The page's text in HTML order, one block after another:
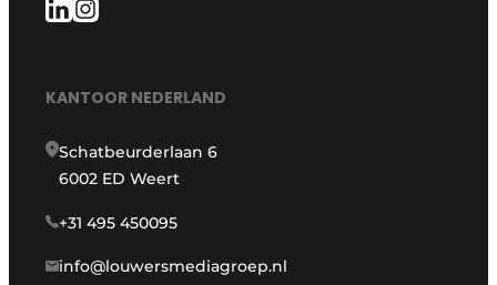
KANTOOR NEDERLAND
Schatbeurderlaan 6
6002 ED Weert
+31 495 450095
info@louwersmediagroep.nl